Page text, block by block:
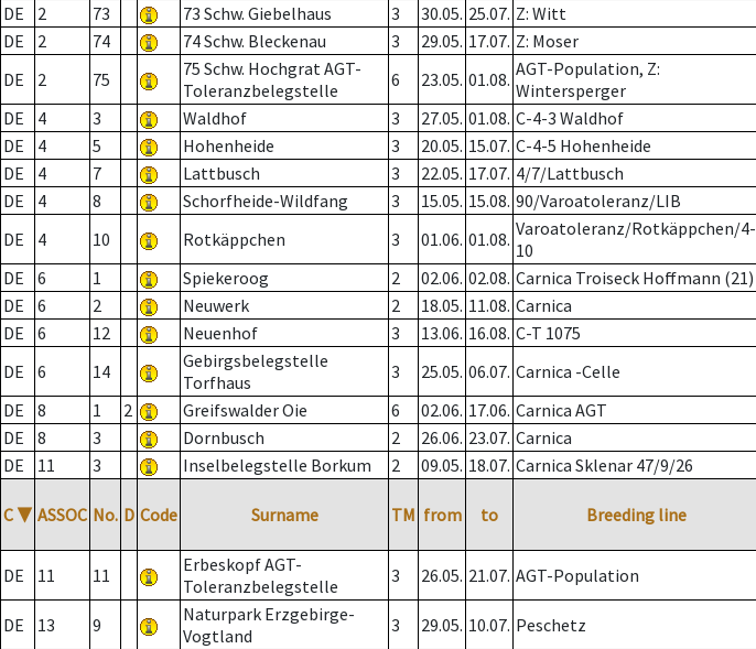
DE
2 73 73 Schw. Giebelhaus 3 30.05. 25.07. Z: Witt
DE
2 74 74 Schw. Bleckenau 3 29.05. 17.07. Z: Moser
DE
2 75
75 Schw. Hochgrat AGT-
Toleranzbelegstelle
6 23.05. 01.08. AGT-Population, Z:
Wintersperger
DE
4 3 Waldhof 3 27.05. 01.08. C-4-3 Waldhof
DE
4 5 Hohenheide 3 20.05. 15.07. C-4-5 Hohenheide
DE
4 7 Lattbusch 3 22.05. 17.07. 4/7/Lattbusch
DE
4 8 Schorfheide-Wildfang 3 15.05. 15.08. 90/Varoatoleranz/LIB
DE
4 10 Rotkäppchen 3 01.06. 01.08. Varoatoleranz/Rotkäppchen/4-
10
DE
6 1 Spiekeroog 2 02.06. 02.08. Carnica Troiseck Hoffmann (21)
DE
6 2 Neuwerk 2 18.05. 11.08. Carnica
DE
6 12 Neuenhof 3 13.06. 16.08. C-T 1075
DE
6 14
Gebirgsbelegstelle
Torfhaus
3 25.05. 06.07. Carnica -Celle
DE
8 1 2 Greifswalder Oie 6 02.06. 17.06. Carnica AGT
DE
8 3 Dornbusch 2 26.06. 23.07. Carnica
DE
11 3 Inselbelegstelle Borkum 2 09.05. 18.07. Carnica Sklenar 47/9/26
C ▼ ASSOC No. D Code Surname TM from to Breeding line
DE 11 11
Erbeskopf AGT-
Toleranzbelegstelle
3 26.05. 21.07. AGT-Population
DE 13 9
Naturpark Erzgebirge-
Vogtland
3 29.05. 10.07. Peschetz